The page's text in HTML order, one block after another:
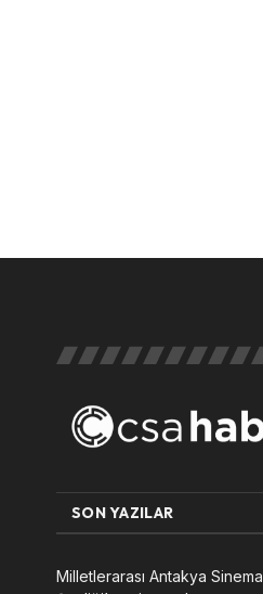
SON YAZILAR
Milletlerarası Antakya Sinema